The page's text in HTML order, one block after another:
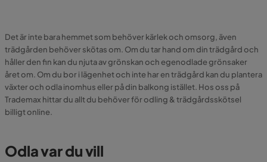
Det är inte bara hemmet som behöver kärlek och omsorg, även
trädgården behöver skötas om. Om du tar hand om din trädgård och
håller den fin kan du njuta av grönskan och egenodlade grönsaker
året om. Om du bor i lägenhet och inte har en trädgård kan du plantera
växter och odla inomhus eller på din balkong istället. Hos oss på
Trademax hittar du allt du behöver för odling & trädgårdsskötsel
billigt online.
Odla var du vill